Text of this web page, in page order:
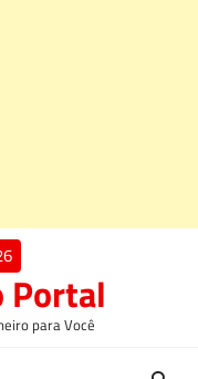
Portal
para Você